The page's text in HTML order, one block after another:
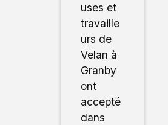
uses et
travaille
urs de
Velan à
Granby
ont
accepté
dans